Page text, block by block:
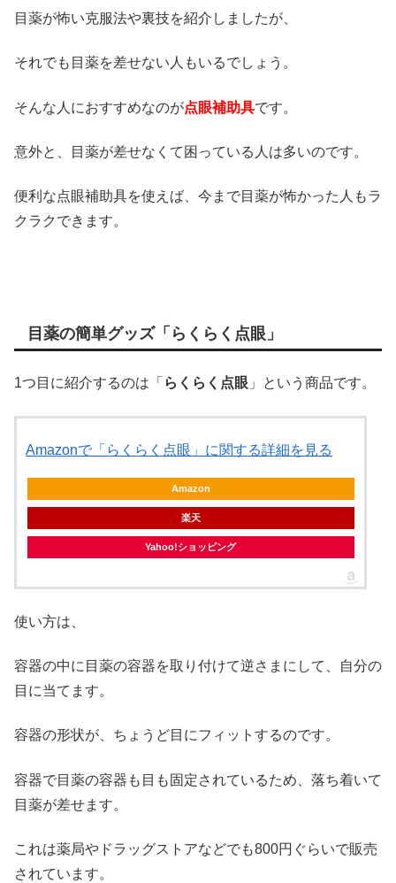
目薬が怖い克服法や裏技を紹介しましたが、
それでも目薬を差せない人もいるでしょう。
そんな人におすすめなのが点眼補助具です。
意外と、目薬が差せなくて困っている人は多いのです。
便利な点眼補助具を使えば、今まで目薬が怖かった人もラ
クラクできます。
目薬の簡単グッズ「らくらく点眼」
1つ目に紹介するのは「 らくらく点眼 」という商品です。
Amazonで「らくらく点眼」に関する詳細を見る
Amazon
楽天
Yahoo!ショッピング
使い方は、
容器の中に目薬の容器を取り付けて逆さまにして、自分の
目に当てます。
容器の形状が、ちょうど目にフィットするのです。
容器で目薬の容器も目も固定されているため、落ち着いて
目薬が差せます。
これは薬局やドラッグストアなどでも800円ぐらいで販売
されています。